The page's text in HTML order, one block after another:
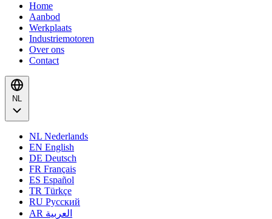
Home
Aanbod
Werkplaats
Industriemotoren
Over ons
Contact
NL
NL Nederlands
EN English
DE Deutsch
FR Français
ES Español
TR Türkçe
RU Русский
AR العربية